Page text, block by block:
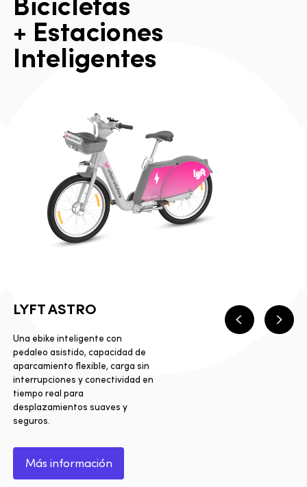
+ Estaciones
Inteligentes
Anterior
LYFT ASTRO
Una ebike inteligente con
pedaleo asistido, capacidad de
aparcamiento flexible, carga sin
interrupciones y conectividad en
tiempo real para
desplazamientos suaves y
seguros.
Más información